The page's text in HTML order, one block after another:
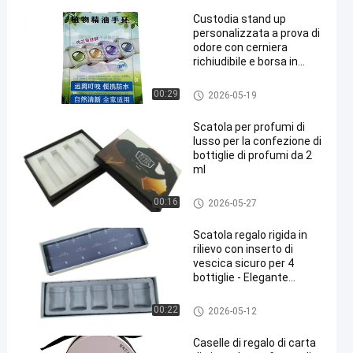
00:29
Custodia stand up
personalizzata a prova di
odore con cerniera
richiudibile e borsa in
all'umidità con etichetta
adesiva in carta
Borsa a cerniera Mylar
2026-05-19
00:16
Scatola per profumi di
lusso per la confezione di
bottiglie di profumi da 2
ml
Scatola di imballaggio stampa
ta su misura
2026-05-27
00:22
Scatola regalo rigida in
rilievo con inserto di
vescica sicuro per 4
bottiglie - Elegante
stampa completa su
misura
Scatola di carta cosmetica
2026-05-12
Caselle di regalo di carta